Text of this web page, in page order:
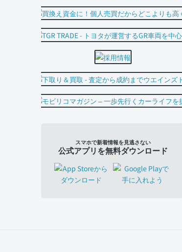
スマホで新着情報を見逃さない
公式アプリを無料ダウンロード